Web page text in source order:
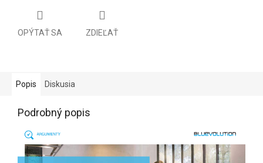
OPÝTAŤ SA ZDIEĽAŤ
Popis Diskusia
Podrobný popis